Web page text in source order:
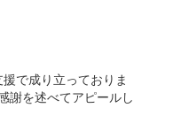
で成り立っておりま
謝を述べてアピールし